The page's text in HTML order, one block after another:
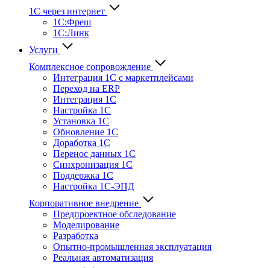
1С через интернет
1С:Фреш
1С:Линк
Услуги
Комплексное сопровождение
Интеграция 1С с маркетплейсами
Переход на ERP
Интеграция 1С
Настройка 1С
Установка 1С
Обновление 1С
Доработка 1С
Перенос данных 1С
Синхронизация 1С
Поддержка 1С
Настройка 1С-ЭПД
Корпоративное внедрение
Предпроектное обследование
Моделирование
Разработка
Опытно-промышленная эксплуатация
Реальная автоматизация